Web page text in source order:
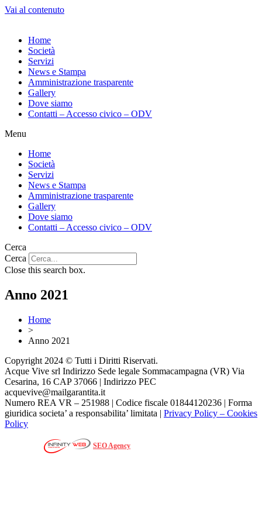
Vai al contenuto
Home
Società
Servizi
News e Stampa
Amministrazione trasparente
Gallery
Dove siamo
Contatti – Accesso civico – ODV
Menu
Home
Società
Servizi
News e Stampa
Amministrazione trasparente
Gallery
Dove siamo
Contatti – Accesso civico – ODV
Cerca
Cerca
Close this search box.
Anno 2021
Home
>
Anno 2021
Copyright 2024 © Tutti i Diritti Riservati.
Acque Vive srl Indirizzo Sede legale Sommacampagna (VR) Via
Cesarina, 16 CAP 37066 | Indirizzo PEC
acquevive@mailgarantita.it
Numero REA VR – 251988 | Codice fiscale 01844120236 | Forma
giuridica societa’ a responsabilita’ limitata | Privacy Policy – Cookies
Policy
SEO Agency